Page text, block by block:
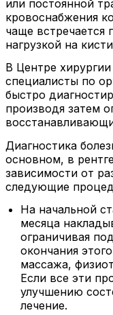
или постоянной
кровоснабжения
чаще встречается
нагрузкой на
В Центре
специалисты по
быстро
производя затем
Диагностика
основном, в
зависимости от
следующие
На начальной
месяца
ограничивая
окончания
массажа,
Если все эти
улучшению
лечение.